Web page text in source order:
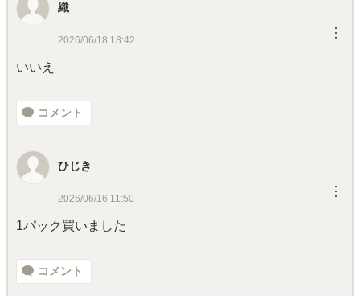
織
2026/06/18 18:42 ︙
いいえ
コメント
ひじき
2026/06/16 11:50 ︙
1パック買いました
コメント